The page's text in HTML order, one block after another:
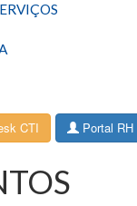
Portal RH
CTI